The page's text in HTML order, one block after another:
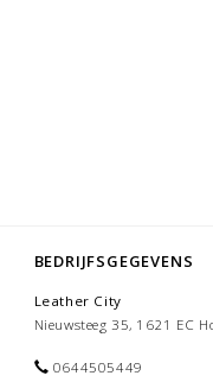
VOOR DAMES BIJ
in de mode. U kunt de
in de winter gebruiken
voorjaar
jas voor dames in
BEDRIJFSGEGEVENS
Leather City
Nieuwsteeg 35, 1621 EC
0644505449